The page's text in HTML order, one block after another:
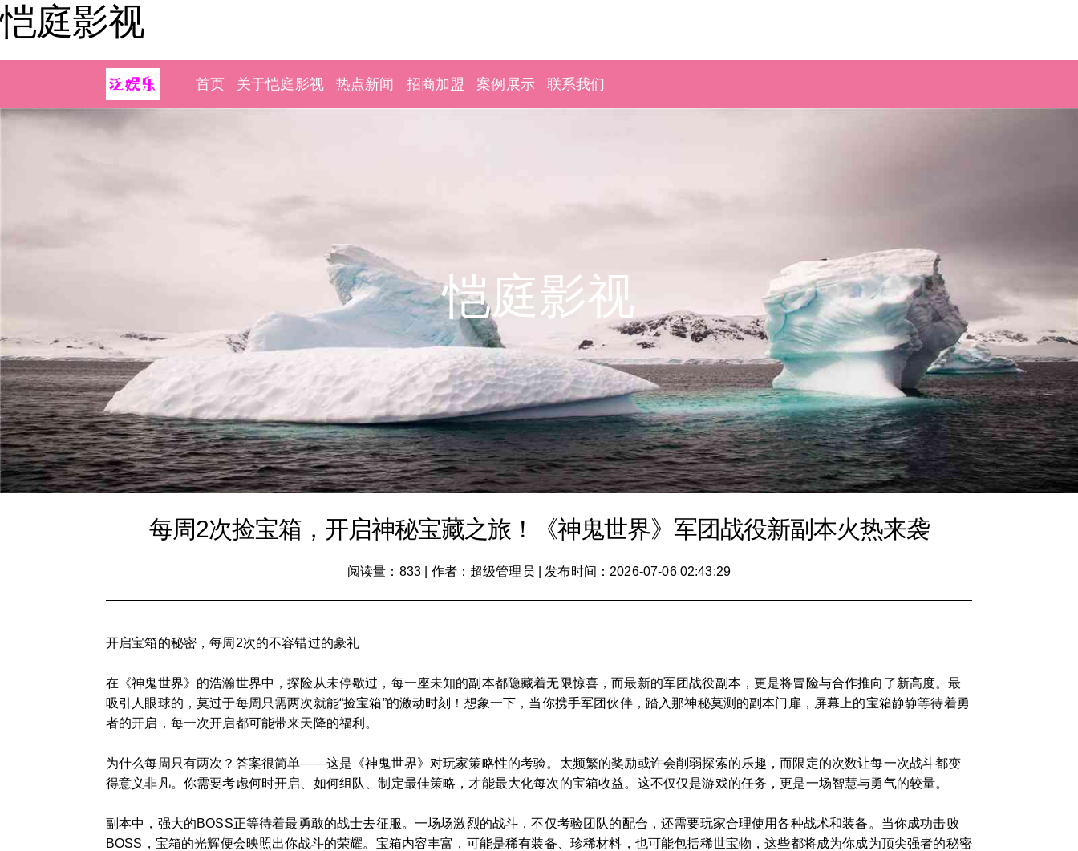
恺庭影视
首页 关于恺庭影视 热点新闻 招商加盟 案例展示 联系我们
恺庭影视
每周2次捡宝箱，开启神秘宝藏之旅！《神鬼世界》军团战役新副本火热来袭
阅读量：833 作者：超级管理员 发布时间：2026-07-06 02:43:29
开启宝箱的秘密，每周2次的不容错过的豪礼
在《神鬼世界》的浩瀚世界中，探险从未停歇过，每一座未知的副本都隐藏着无限惊喜，而最新的军团战役副本，更是将冒险与合作推向了新高度。最
吸引人眼球的，莫过于每周只需两次就能“捡宝箱”的激动时刻！想象一下，当你携手军团伙伴，踏入那神秘莫测的副本门扉，屏幕上的宝箱静静等待着勇
者的开启，每一次开启都可能带来天降的福利。
为什么每周只有两次？答案很简单——这是《神鬼世界》对玩家策略性的考验。太频繁的奖励或许会削弱探索的乐趣，而限定的次数让每一次战斗都变
得意义非凡。你需要考虑何时开启、如何组队、制定最佳策略，才能最大化每次的宝箱收益。这不仅仅是游戏的任务，更是一场智慧与勇气的较量。
副本中，强大的BOSS正等待着最勇敢的战士去征服。一场场激烈的战斗，不仅考验团队的配合，还需要玩家合理使用各种战术和装备。当你成功击败
BOSS，宝箱的光辉便会映照出你战斗的荣耀。宝箱内容丰富，可能是稀有装备、珍稀材料，也可能包括稀世宝物，这些都将成为你成为顶尖强者的秘密